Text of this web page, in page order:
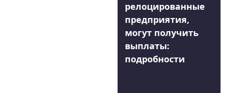
релоцированные
предприятия,
могут получить
выплаты:
подробности